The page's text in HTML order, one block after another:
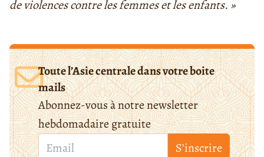
de violences contre les femmes et les enfants. »
Toute l’Asie centrale dans votre boite
mails
Abonnez-vous à notre newsletter
hebdomadaire gratuite
S’inscrire